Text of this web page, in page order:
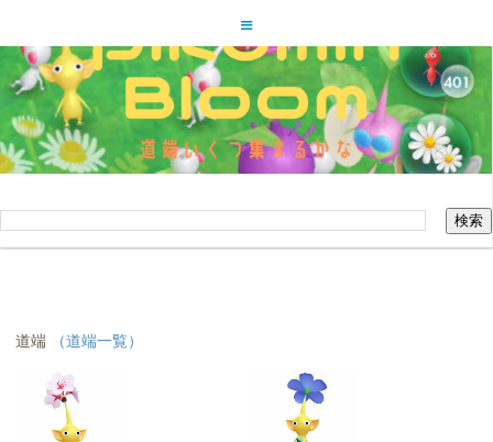
ピクミンブルーム道端いくつ集
まるかな
道端 （道端一覧）